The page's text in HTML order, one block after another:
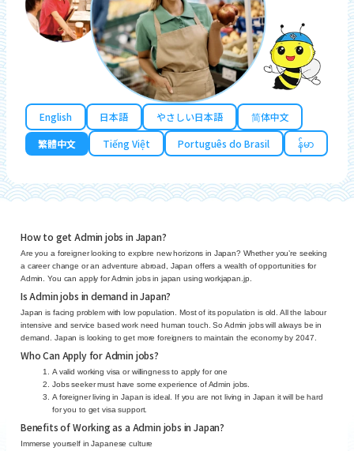
English 日本語 やさしい日本語
简体中文
繁體中文
Tiếng Việt Português do Brasil န်မာ
How to get Admin jobs in Japan?
Are you a foreigner looking to explore new horizons in Japan? Whether you’re seeking
a career change or an adventure abroad, Japan offers a wealth of opportunities for
Admin. You can apply for Admin jobs in japan using workjapan.jp.
Is Admin jobs in demand in Japan?
Japan is facing problem with low population. Most of its population is old. All the labour
intensive and service based work need human touch. So Admin jobs will always be in
demand. Japan is looking to get more foreigners to maintain the economy by 2047.
Who Can Apply for Admin jobs?
A valid working visa or willingness to apply for one
Jobs seeker must have some experience of Admin jobs.
A foreigner living in Japan is ideal. If you are not living in Japan it will be hard
for you to get visa support.
Benefits of Working as a Admin jobs in Japan?
Immerse yourself in Japanese culture